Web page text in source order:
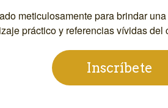
meticulosamente para brindar
práctico y referencias vívidas del
Inscríbete